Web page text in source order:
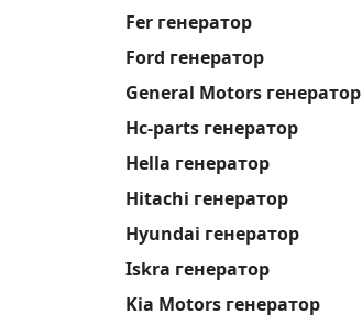
Fer генератор
Ford генератор
General Motors генератор
Hc-parts генератор
Hella генератор
Hitachi генератор
Hyundai генератор
Iskra генератор
Kia Motors генератор